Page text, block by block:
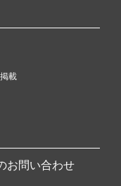
載
お問い合わせ